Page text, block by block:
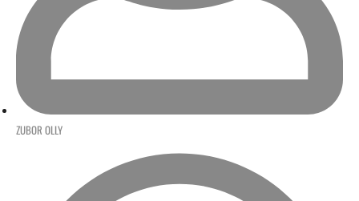
ZUBOR OLLY